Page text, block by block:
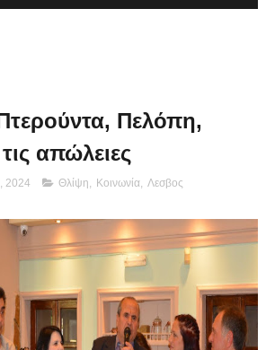
Πελόπη,
απώλειες
2024 Θλίψη Κοινωνία, Λεσβος